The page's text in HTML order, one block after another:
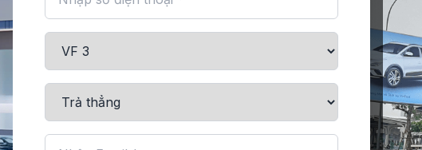
nghiêm ngặt, có khả
nước đạt chuẩn